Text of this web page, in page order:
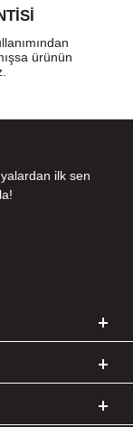
ürünün
ilk sen